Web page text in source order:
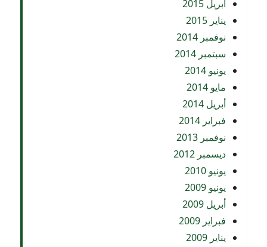
أبريل 2015
يناير 2015
نوفمبر 2014
سبتمبر 2014
يونيو 2014
مايو 2014
أبريل 2014
فبراير 2014
نوفمبر 2013
ديسمبر 2012
يونيو 2010
يونيو 2009
أبريل 2009
فبراير 2009
يناير 2009